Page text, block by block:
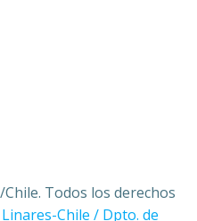
Todos los derechos
Chile / Dpto. de